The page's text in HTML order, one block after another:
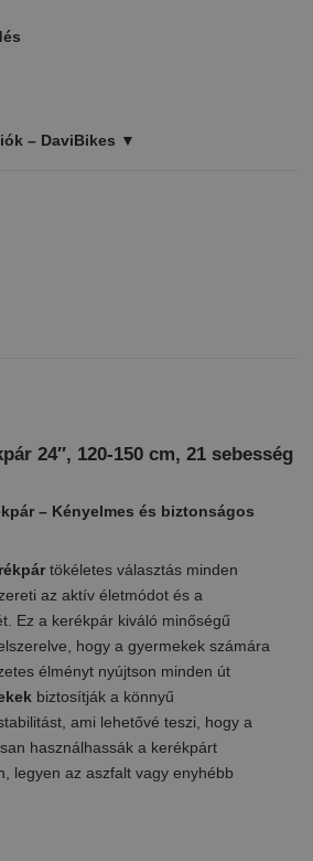
– DaviBikes ▼
24″, 120-150 cm, 21 sebesség
– Kényelmes és biztonságos
tökéletes választás minden
az aktív életmódot és a
Ez a kerékpár kiváló minőségű
hogy a gyermekek számára
élményt nyújtson minden út
biztosítják a könnyű
ami lehetővé teszi, hogy a
használhassák a kerékpárt
legyen az aszfalt vagy enyhébb